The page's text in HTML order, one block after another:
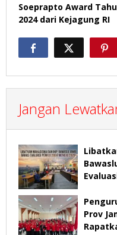
Soeprapto Award
2024 dari Kejagung RI
Jangan
Prov